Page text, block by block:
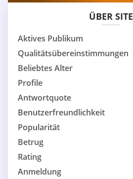
ÜBER SITE
Aktives Publikum
Qualitätsübereinstimmungen
Beliebtes Alter
Profile
Antwortquote
Benutzerfreundlichkeit
Popularität
Betrug
Rating
Anmeldung